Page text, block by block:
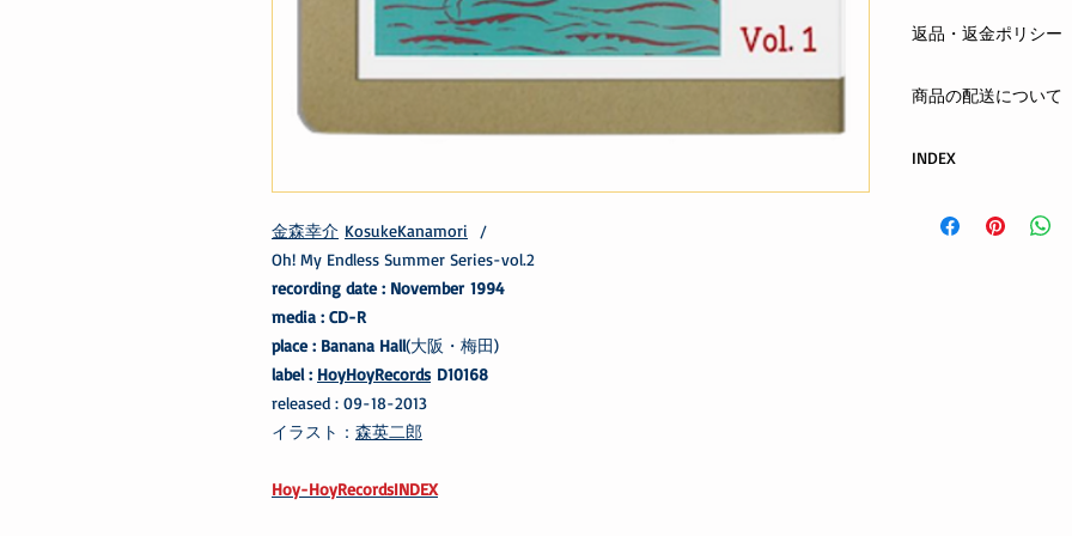
金森幸介 KosukeKanamori /
Oh! My Endless Summer Series-vol.2
recording date : November 1994
media : CD-R
place : Banana Hall(大阪・梅田)
label : HoyHoyRecords D10168
released : 09-18-2013
イラスト： 森英二郎
Hoy-HoyRecordsINDEX
返品・返金ポリシー
する商品の欠陥や不
お客さまの都合によ
phone : 090-6026-
商品の配送について
全国一律 300円
お支払方法：先払い(
INDEX